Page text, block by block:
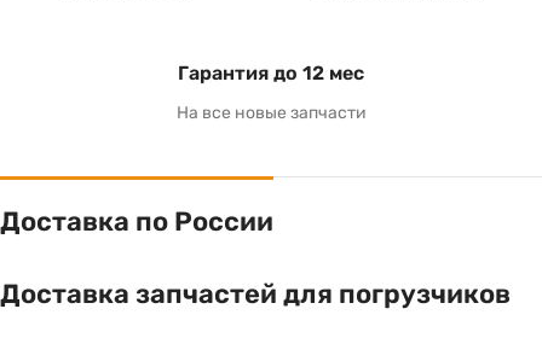
Гарантия до 12 мес
На все новые запчасти
Доставка по России
Доставка запчастей для погрузчиков